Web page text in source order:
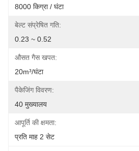
8000 किग्रा / घंटा
बेल्ट संप्रेषित गति:
0.23 ~ 0.52
औसत गैस खपत:
20m³/घंटा
पैकेजिंग विवरण:
40 मुख्यालय
आपूर्ति की क्षमता:
प्रति माह 2 सेट